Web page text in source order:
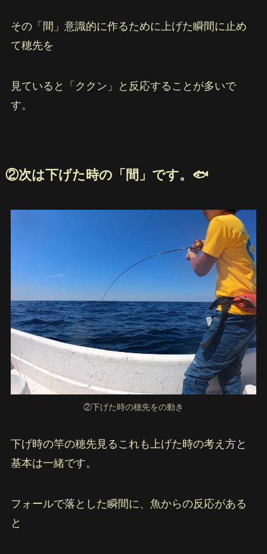
その「間」意識的に作るために上げた瞬間に止め
て穂先を
見ていると「ククン」と反応することが多いで
す。
②次は下げた時の「間」です。🐟
②下げた時の穂先をの動き
下げ時の竿の穂先見るこれも上げた時の考え方と
基本は一緒です。
フォールで落とした瞬間に、魚からの反応がある
と